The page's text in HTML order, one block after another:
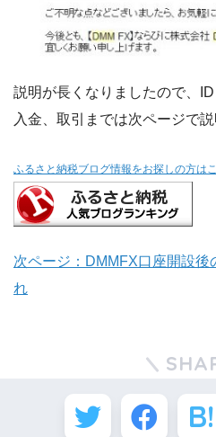
説明が長くなりましたので、
入金、取引までは次ページで説
ふるさと納税ブログ情報をお探しの方は
次ページ：DMMFX口座開設
れ